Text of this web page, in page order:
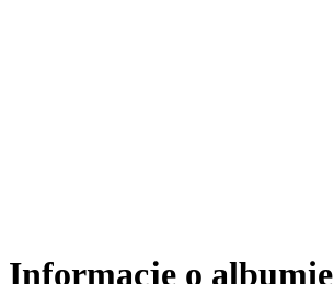
Informacje o albumie